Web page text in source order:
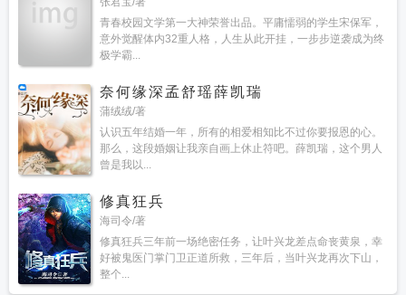
青春校园文学第一大神荣誉出品。平庸懦弱的学生宋保军，
意外觉醒体内32重人格，人生从此开挂，一步步逆袭成为终
极学霸...
奈何缘深孟舒瑶薛凯瑞
蒲绒绒/著
认识五年结婚一年，所有的相爱相知比不过你要报恩的心。
那么，这段婚姻让我亲自画上休止符吧。薛凯瑞，这个男人
曾是我以...
修真狂兵
海司令/著
修真狂兵三年前一场绝密任务，让叶兴龙差点命丧黄泉，幸
好被鬼医门掌门卫正道所救，三年后，当叶兴龙再次下山，
整个...